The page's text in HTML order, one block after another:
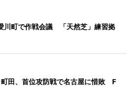
川町で作戦会議 「天然芝」練習拠
町田、首位攻防戦で名古屋に惜敗 F